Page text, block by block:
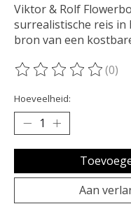
Viktor & Rolf
surrealistische reis in
bron van een
De beoordeling van
(0)
Hoeveelheid:
Aan